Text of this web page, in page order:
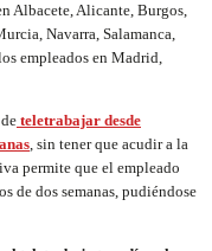
Albacete, Alicante, Burgos,
Navarra, Salamanca,
empleados en Madrid,
teletrabajar desde
, sin tener que acudir a la
permite que el empleado
de dos semanas, pudiéndose